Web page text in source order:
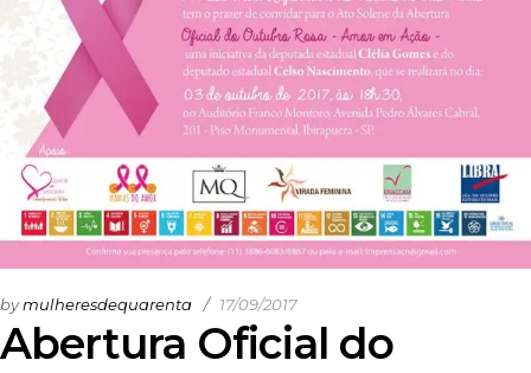
Abertura Oficial do
bymulheresdequarenta 17/09/2017